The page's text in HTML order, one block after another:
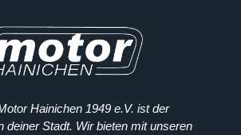
Hainichen 1949 e.V. ist der
deiner Stadt. Wir bieten mit unseren